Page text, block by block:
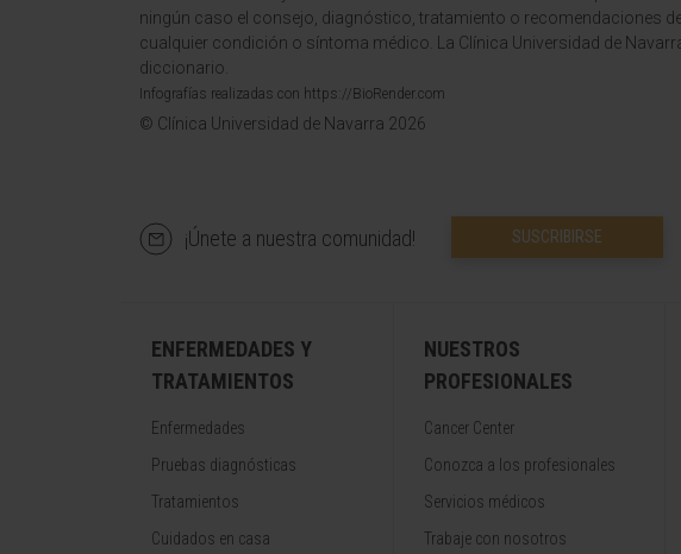
ningún caso el consejo, diagnóstico, tratamiento o recomendaciones
cualquier condición o síntoma médico. La Clínica Universidad de
diccionario.
Infografías realizadas con https://BioRender.com
© Clínica Universidad de Navarra 2026
¡Únete a nuestra comunidad! SUSCRIBIRSE
ENFERMEDADES Y
TRATAMIENTOS
Enfermedades
Pruebas diagnósticas
Tratamientos
Cuidados en casa
NUESTROS
PROFESIONALES
Cancer Center
Conozca a los profesionales
Servicios médicos
Trabaje con nosotros